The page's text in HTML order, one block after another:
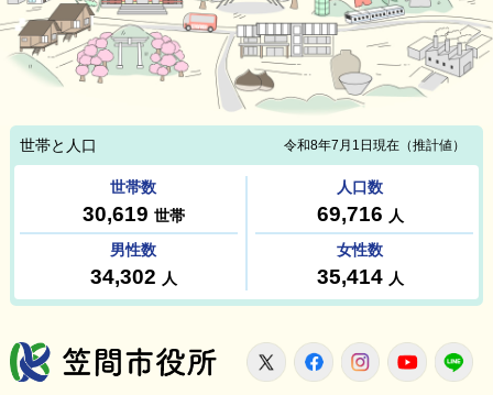
笠間市役所
X FacebookInstagram